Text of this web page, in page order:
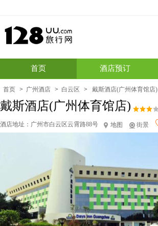
首页 酒店预订
首页 > 广州酒店 > 白云区 > 戴斯酒店(广州体育馆店)
戴斯酒店(广州体育馆店)
酒店地址： 广州市白云区云霄路88号 地图 街景